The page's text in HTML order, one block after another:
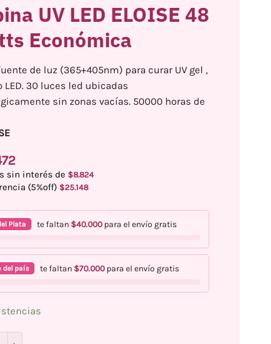
UV LED ELOISE 48
Económica
de luz (365+405nm) para curar UV gel ,
LED. 30 luces led ubicadas
sin zonas vacías. 50000 horas de
sin interés de $8.824
(5%off) $25.148
Plata te faltan $40.000para el envío gratis
del país te faltan $70.000para el envío gratis